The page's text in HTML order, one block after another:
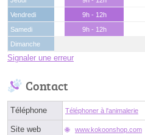
Vendredi
9h - 12h
Samedi
9h - 12h
Dimanche
Signaler une erreur
Contact
Téléphone Téléphoner à l'animalerie
Site web www.kokoonshop.com